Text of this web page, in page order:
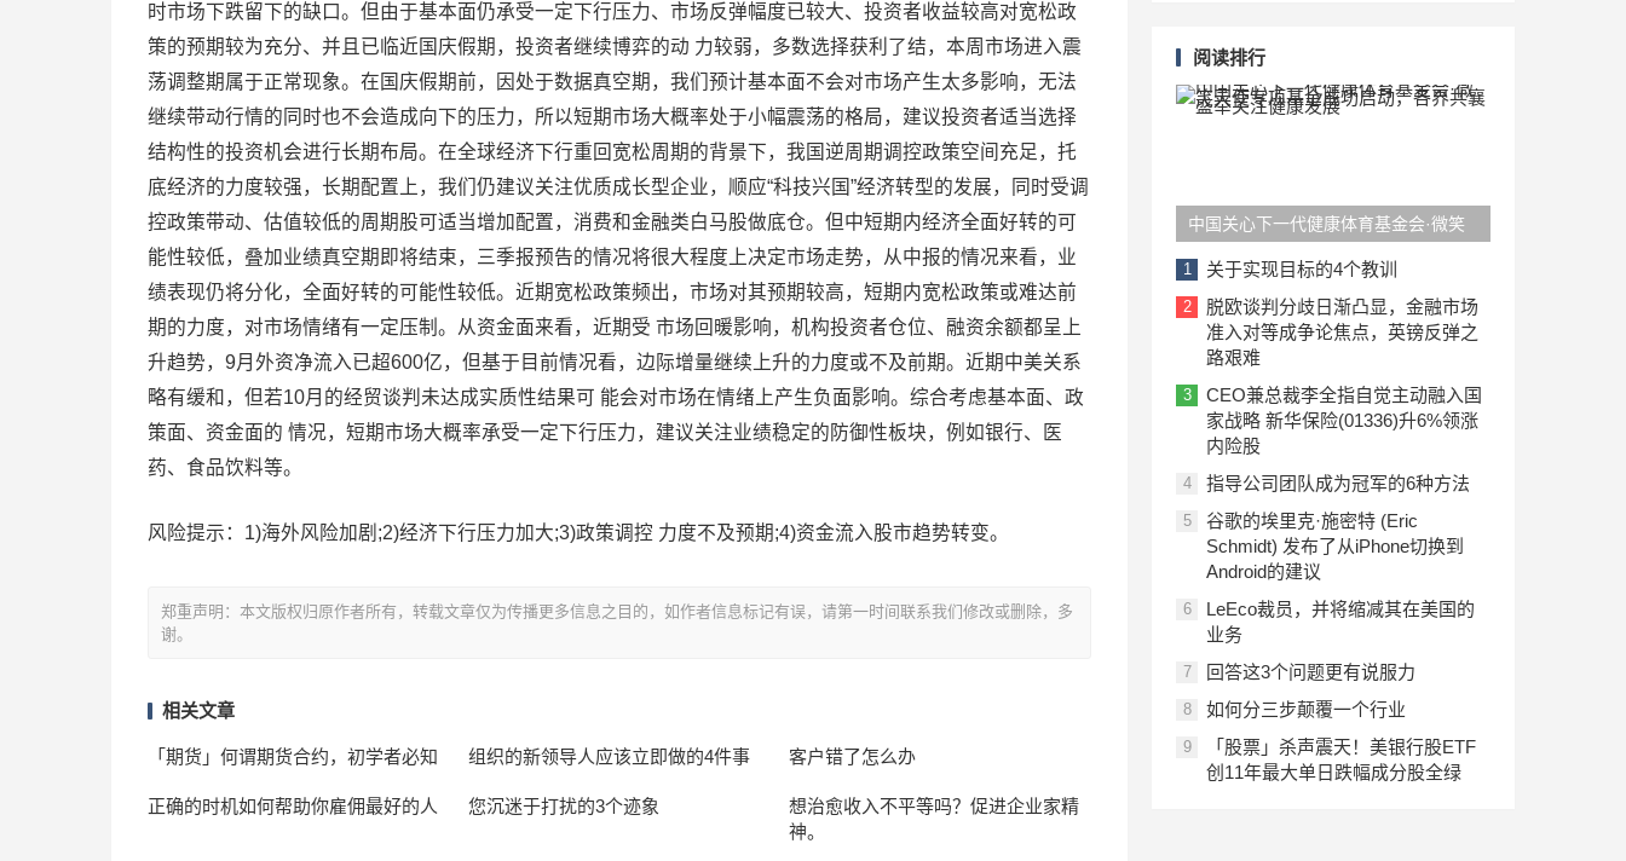
时市场下跌留下的缺口。但由于基本面仍承受一定下行压力、市场反弹幅度已较大、投资者收益较高对宽松政
策的预期较为充分、并且已临近国庆假期，投资者继续博弈的动 力较弱，多数选择获利了结，本周市场进入震
荡调整期属于正常现象。在国庆假期前，因处于数据真空期，我们预计基本面不会对市场产生太多影响，无法
继续带动行情的同时也不会造成向下的压力，所以短期市场大概率处于小幅震荡的格局，建议投资者适当选择
结构性的投资机会进行长期布局。在全球经济下行重回宽松周期的背景下，我国逆周期调控政策空间充足，托
底经济的力度较强，长期配置上，我们仍建议关注优质成长型企业，顺应“科技兴国”经济转型的发展，同时受调
控政策带动、估值较低的周期股可适当增加配置，消费和金融类白马股做底仓。但中短期内经济全面好转的可
能性较低，叠加业绩真空期即将结束，三季报预告的情况将很大程度上决定市场走势，从中报的情况来看，业
绩表现仍将分化，全面好转的可能性较低。近期宽松政策频出，市场对其预期较高，短期内宽松政策或难达前
期的力度，对市场情绪有一定压制。从资金面来看，近期受 市场回暖影响，机构投资者仓位、融资余额都呈上
升趋势，9月外资净流入已超600亿，但基于目前情况看，边际增量继续上升的力度或不及前期。近期中美关系
略有缓和，但若10月的经贸谈判未达成实质性结果可 能会对市场在情绪上产生负面影响。综合考虑基本面、政
策面、资金面的 情况，短期市场大概率承受一定下行压力，建议关注业绩稳定的防御性板块，例如银行、医
药、食品饮料等。
风险提示：1)海外风险加剧;2)经济下行压力加大;3)政策调控 力度不及预期;4)资金流入股市趋势转变。
郑重声明：本文版权归原作者所有，转载文章仅为传播更多信息之目的，如作者信息标记有误，请第一时间联系我们修改或删除，多
谢。
相关文章
「期货」何谓期货合约，初学者必知 组织的新领导人应该立即做的4件事 客户错了怎么办
正确的时机如何帮助你雇佣最好的人 您沉迷于打扰的3个迹象
想治愈收入不平等吗？促进企业家精
神。
阅读排行
中国关心下一代健康体育基金会·微笑
天使专项基金成功启动，各界共襄盛举
关注健康发展
1 关于实现目标的4个教训
2
脱欧谈判分歧日渐凸显，金融市场
准入对等成争论焦点，英镑反弹之
路艰难
3
CEO兼总裁李全指自觉主动融入国
家战略 新华保险(01336)升6%领涨
内险股
4 指导公司团队成为冠军的6种方法
5
谷歌的埃里克·施密特 (Eric
Schmidt) 发布了从iPhone切换到
Android的建议
6
LeEco裁员，并将缩减其在美国的
业务
7 回答这3个问题更有说服力
8 如何分三步颠覆一个行业
9
「股票」杀声震天！美银行股ETF
创11年最大单日跌幅成分股全绿